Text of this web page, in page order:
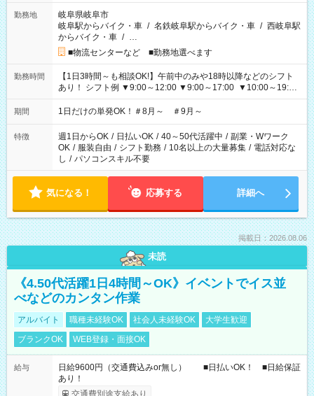
勤務地
岐阜県岐阜市
岐阜駅からバイク・車 / 名鉄岐阜駅からバイク・車 / 西岐阜駅
からバイク・車 / …
■物流センターなど ■勤務地選べます
勤務時間
【1日3時間～も相談OK!】午前中のみや18時以降などのシフト
あり！ シフト例 ▼9:00～12:00 ▼9:00～17:00 ▼10:00～19:00
▼18:00～21:00
期間 1日だけの単発OK！＃8月～ ＃9月～
特徴 週1日からOK / 日払いOK / 40～50代活躍中 / 副業・Wワーク
OK / 服装自由 / シフト勤務 / 10名以上の大量募集 / 電話対応な
し / パソコンスキル不要
気になる！ 応募する 詳細へ
掲載日：2026.08.06
未読
《4.50代活躍1日4時間～OK》イベントでイス並
べなどのカンタン作業
アルバイト 職種未経験OK 社会人未経験OK
大学生歓迎
ブランクOK
WEB登録・面接OK
給与
日給9600円（交通費込みor無し） ■日払いOK！ ■日給保証
あり！
交通費別途支給あり